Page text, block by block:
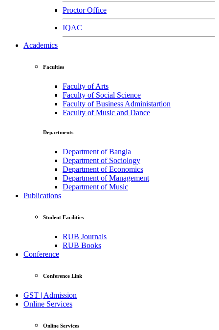
Proctor Office
IQAC
Academics
Faculties
Faculty of Arts
Faculty of Social Science
Faculty of Business Administartion
Faculty of Music and Dance
Departments
Department of Bangla
Department of Sociology
Department of Economics
Department of Management
Department of Music
Publications
Student Facilities
RUB Journals
RUB Books
Conference
Conference Link
GST | Admission
Online Services
Online Services